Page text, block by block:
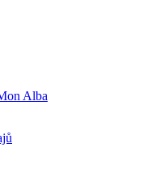
Alba